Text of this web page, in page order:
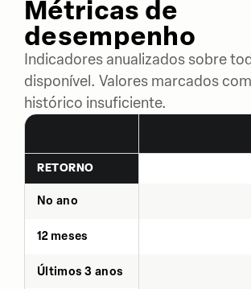
Métricas de
desempenho
Indicadores anualizados sobre
disponível. Valores marcados
histórico insuficiente.
RETORNO
No ano
12 meses
Últimos 3 anos